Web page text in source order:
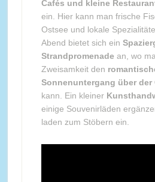
Cafés und kleine
ein. Hier kann man frische
Ostsee und lokale
Abend bietet sich ein
Strandpromenade an, wo
Zweisamkeit den
Sonnenuntergang über der
kann. Ein kleiner
einige Souvenirläden
laden zum Stöbern ein.